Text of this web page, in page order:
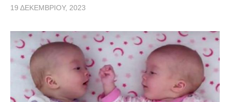
19 ΔΕΚΕΜΒΡΊΟΥ, 2023